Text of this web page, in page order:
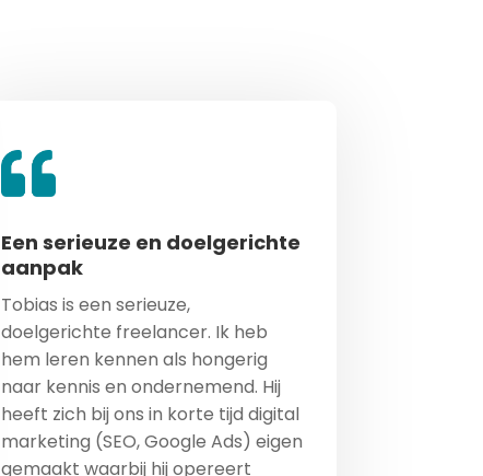
Een serieuze en doelgerichte
aanpak
Tobias is een serieuze,
doelgerichte freelancer. Ik heb
hem leren kennen als hongerig
naar kennis en ondernemend. Hij
heeft zich bij ons in korte tijd digital
marketing (SEO, Google Ads) eigen
gemaakt waarbij hij opereert